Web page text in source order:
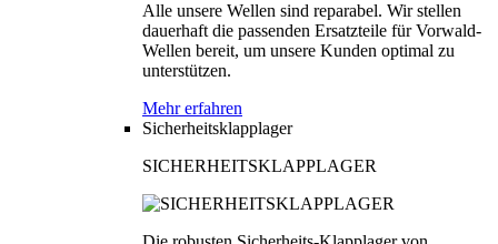
Alle unsere Wellen sind reparabel. Wir stellen
dauerhaft die passenden Ersatzteile für Vorwald-
Wellen bereit, um unsere Kunden optimal zu
unterstützen.
Mehr erfahren
Sicherheitsklapplager
SICHERHEITSKLAPPLAGER